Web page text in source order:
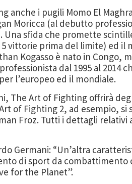
anche i pugili Momo El
Moricca (al debutto
Una sfida che promette
vittorie prima del limite) ed il
Kogasso è nato in Congo,
dal 1995 al 2014
l’europeo ed il mondiale.
The Art of Fighting offrirà
of Fighting 2, ad esempio, si
Froz. Tutti i dettagli relativi
Germani: “Un’altra
di sport da combattimento
for the Planet”.